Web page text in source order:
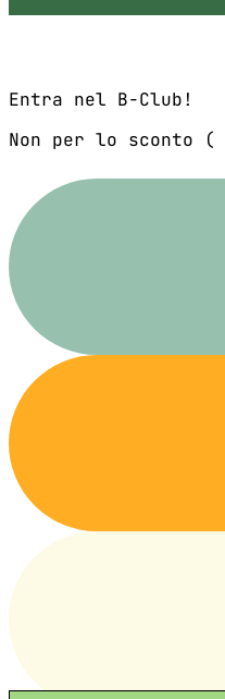
Entra nel B-Club!
Non per lo sconto (